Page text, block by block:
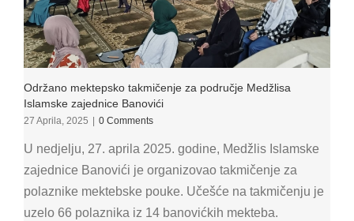
Održano mektepsko takmičenje za područje Medžlisa
Islamske zajednice Banovići
27 Aprila, 2025 0 Comments
U nedjelju, 27. aprila 2025. godine, Medžlis Islamske
zajednice Banovići je organizovao takmičenje za
polaznike mektebske pouke. Učešće na takmičenju je
uzelo 66 polaznika iz 14 banovićkih mekteba.